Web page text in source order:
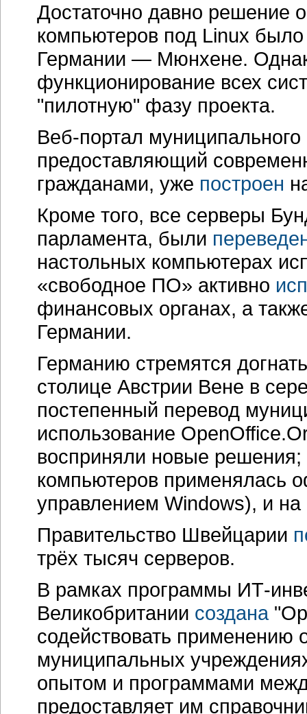
Достаточно давно решение
компьютеров под Linux
Германии — Мюнхене.
функционирование всех
"пилотную" фазу проекта.
Веб-портал
предоставляющий
гражданами, уже построен
Кроме того, все серверы
парламента, были
настольных компьютерах
«свободное ПО» активно
финансовых органах, а
Германии.
Германию стремятся
столице Австрии Вене в
постепенный перевод
использование
восприняли новые
компьютеров применялась
управлением Windows), и
Правительство Швейцарии
трёх тысяч серверов.
В рамках программы ИТ-
Великобритании создана
содействовать применению
муниципальных
опытом и программами
предоставляет им